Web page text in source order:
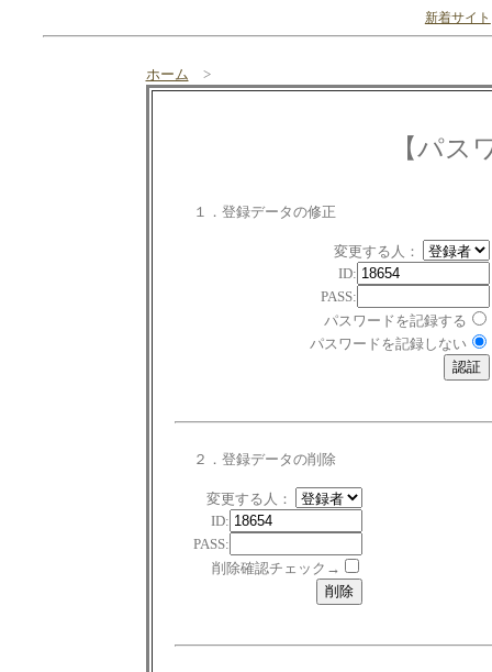
新着サイト
ホーム >
【パス
１．登録データの修正
変更する人：
ID:
PASS:
パスワードを記録する
パスワードを記録しない
２．登録データの削除
変更する人：
ID:
PASS:
削除確認チェック→